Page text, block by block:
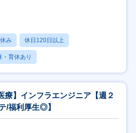
み 休日120日以上
・育休あり
療】インフラエンジニア【週２
/福利厚生◎】